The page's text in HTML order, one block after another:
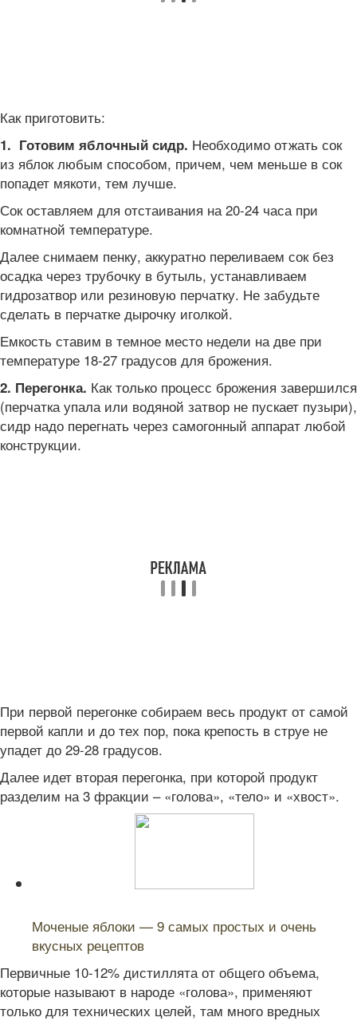
Как приготовить:
1. Готовим яблочный сидр. Необходимо отжать сок
из яблок любым способом, причем, чем меньше в сок
попадет мякоти, тем лучше.
Сок оставляем для отстаивания на 20-24 часа при
комнатной температуре.
Далее снимаем пенку, аккуратно переливаем сок без
осадка через трубочку в бутыль, устанавливаем
гидрозатвор или резиновую перчатку. Не забудьте
сделать в перчатке дырочку иголкой.
Емкость ставим в темное место недели на две при
температуре 18-27 градусов для брожения.
2. Перегонка. Как только процесс брожения завершился
(перчатка упала или водяной затвор не пускает пузыри),
сидр надо перегнать через самогонный аппарат любой
конструкции.
При первой перегонке собираем весь продукт от самой
первой капли и до тех пор, пока крепость в струе не
упадет до 29-28 градусов.
Далее идет вторая перегонка, при которой продукт
разделим на 3 фракции – «голова», «тело» и «хвост».
Моченые яблоки — 9 самых простых и очень
вкусных рецептов
Первичные 10-12% дистиллята от общего объема,
которые называют в народе «голова», применяют
только для технических целей, там много вредных